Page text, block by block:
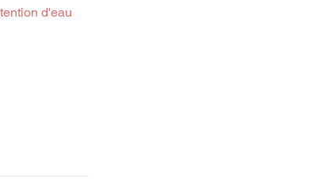
d'eau